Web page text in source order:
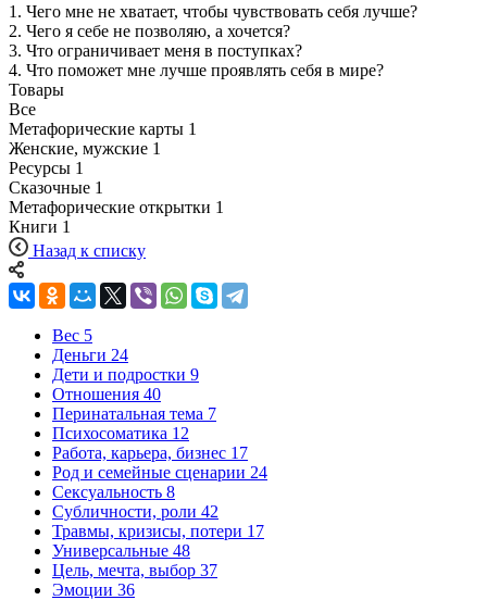
1. Чего мне не хватает, чтобы чувствовать себя лучше?
2. Чего я себе не позволяю, а хочется?
3. Что ограничивает меня в поступках?
4. Что поможет мне лучше проявлять себя в мире?
Товары
Все
Mетафорические карты 1
Женские, мужские 1
Ресурсы 1
Сказочные 1
Метафорические открытки 1
Книги 1
Назад к списку
Вес 5
Деньги 24
Дети и подростки 9
Отношения 40
Перинатальная тема 7
Психосоматика 12
Работа, карьера, бизнес 17
Род и семейные сценарии 24
Сексуальность 8
Субличности, роли 42
Травмы, кризисы, потери 17
Универсальные 48
Цель, мечта, выбор 37
Эмоции 36